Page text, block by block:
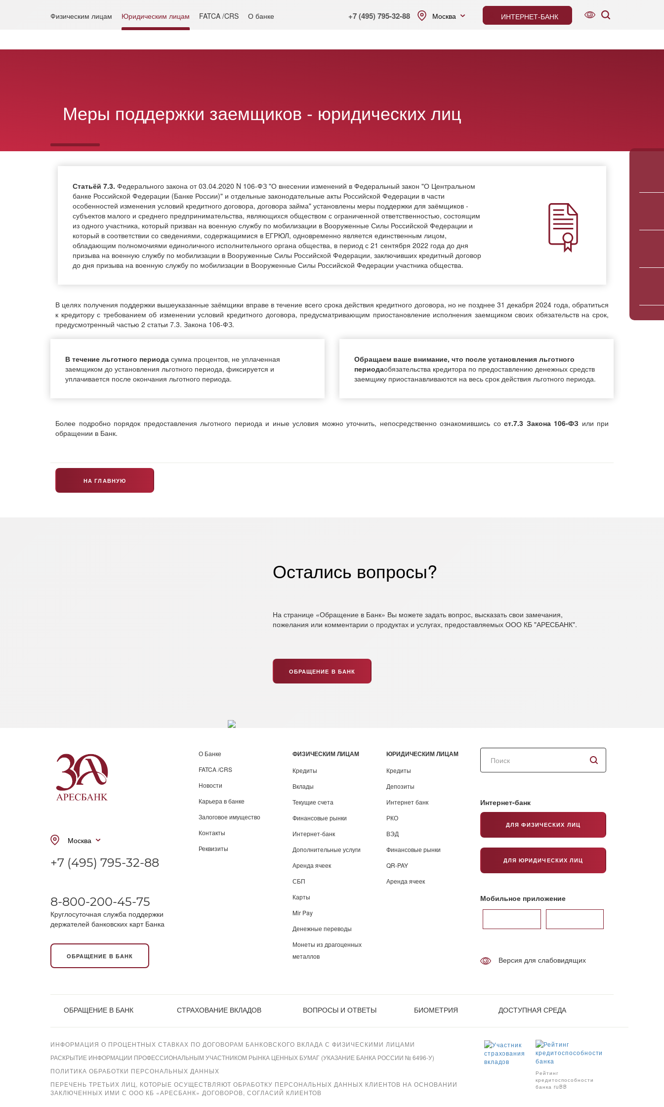
Физическим лицам Юридическим лицам FATCA /CRS О банке ИНТЕРНЕТ-БАНК
Москва
+7 (495) 795-32-88
Кредиты Депозиты Интернет банк РКО ВЭД Финансовые рынки Гарантии QR-PAY Аренда ячеек
Меры поддержки заемщиков - юридических лиц
Статьёй 7.3. Федерального закона от 03.04.2020 N 106-ФЗ "О внесении изменений в Федеральный закон "О Центральном
банке Российской Федерации (Банке России)" и отдельные законодательные акты Российской Федерации в части
особенностей изменения условий кредитного договора, договора займа" установлены меры поддержки для заёмщиков -
субъектов малого и среднего предпринимательства, являющихся обществом с ограниченной ответственностью, состоящим
из одного участника, который призван на военную службу по мобилизации в Вооруженные Силы Российской Федерации и
который в соответствии со сведениями, содержащимися в ЕГРЮЛ, одновременно является единственным лицом,
обладающим полномочиями единоличного исполнительного органа общества, в период с 21 сентября 2022 года до дня
призыва на военную службу по мобилизации в Вооруженные Силы Российской Федерации, заключивших кредитный договор
до дня призыва на военную службу по мобилизации в Вооруженные Силы Российской Федерации участника общества.
В целях получения поддержки вышеуказанные заёмщики вправе в течение всего срока действия кредитного договора, но не позднее 31 декабря 2024 года, обратиться
к кредитору с требованием об изменении условий кредитного договора, предусматривающим приостановление исполнения заемщиком своих обязательств на срок,
предусмотренный частью 2 статьи 7.3. Закона 106-ФЗ.
В течение льготного периода сумма процентов, не уплаченная
заемщиком до установления льготного периода, фиксируется и
уплачивается после окончания льготного периода.
Обращаем ваше внимание, что после установления льготного
периодаобязательства кредитора по предоставлению денежных средств
заемщику приостанавливаются на весь срок действия льготного периода.
Более подробно порядок предоставления льготного периода и иные условия можно уточнить, непосредственно ознакомившись со ст.7.3 Закона 106-ФЗ или при
обращении в Банк.
НА ГЛАВНУЮ
Остались вопросы?
На странице «Обращение в Банк» Вы можете задать вопрос, высказать свои замечания,
пожелания или комментарии о продуктах и услугах, предоставляемых ООО КБ "АРЕСБАНК".
ОБРАЩЕНИЕ В БАНК
Москва
+7 (495) 795-32-88
8-800-200-45-75
Круглосуточная служба поддержки
держателей банковских карт Банка
ОБРАЩЕНИЕ В БАНК
О Банке
FATCA /CRS
Новости
Карьера в банке
Залоговое имущество
Контакты
Реквизиты
ФИЗИЧЕСКИМ ЛИЦАМ
Кредиты
Вклады
Текущие счета
Финансовые рынки
Интернет-банк
Дополнительные услуги
Аренда ячеек
СБП
Карты
Mir Pay
Денежные переводы
Монеты из драгоценных
металлов
ЮРИДИЧЕСКИМ ЛИЦАМ
Кредиты
Депозиты
Интернет банк
РКО
ВЭД
Финансовые рынки
QR-PAY
Аренда ячеек
Поиск
сайту
Интернет-банк
ДЛЯ ФИЗИЧЕСКИХ ЛИЦ
ДЛЯ ЮРИДИЧЕСКИХ ЛИЦ
Мобильное приложение
Версия для слабовидящих
ОБРАЩЕНИЕ В БАНК СТРАХОВАНИЕ ВКЛАДОВ ВОПРОСЫ И ОТВЕТЫ БИОМЕТРИЯ ДОСТУПНАЯ СРЕДА
ИНФОРМАЦИЯ О ПРОЦЕНТНЫХ СТАВКАХ ПО ДОГОВОРАМ БАНКОВСКОГО ВКЛАДА С ФИЗИЧЕСКИМИ ЛИЦАМИ
РАСКРЫТИЕ ИНФОРМАЦИИ ПРОФЕССИОНАЛЬНЫМ УЧАСТНИКОМ РЫНКА ЦЕННЫХ БУМАГ (УКАЗАНИЕ БАНКА РОССИИ № 6496-У)
ПОЛИТИКА ОБРАБОТКИ ПЕРСОНАЛЬНЫХ ДАННЫХ
ПЕРЕЧЕНЬ ТРЕТЬИХ ЛИЦ, КОТОРЫЕ ОСУЩЕСТВЛЯЮТ ОБРАБОТКУ ПЕРСОНАЛЬНЫХ ДАННЫХ КЛИЕНТОВ НА ОСНОВАНИИ
ЗАКЛЮЧЕННЫХ ИМИ С ООО КБ «АРЕСБАНК» ДОГОВОРОВ, СОГЛАСИЙ КЛИЕНТОВ
Рейтинг
кредитоспособности
банка ruBB